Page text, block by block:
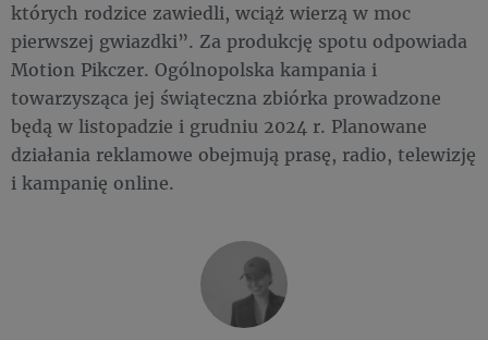
których rodzice zawiedli, wciąż wierzą w moc
pierwszej gwiazdki”. Za produkcję spotu odpowiada
Motion Pikczer. Ogólnopolska kampania i
towarzysząca jej świąteczna zbiórka prowadzone
będą w listopadzie i grudniu 2024 r. Planowane
działania reklamowe obejmują prasę, radio, telewizję
i kampanię online.